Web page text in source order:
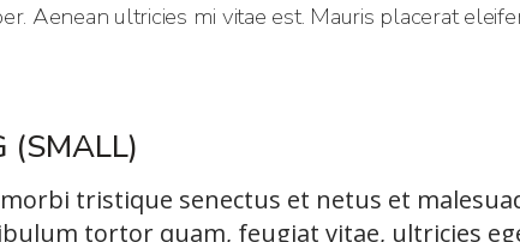
Aenean ultricies mi vitae est. Mauris placerat
(SMALL)
tristique senectus et netus et
tortor quam, feugiat vitae, ultricies